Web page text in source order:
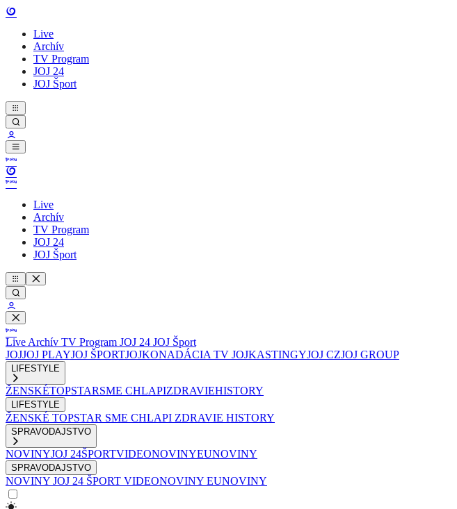
Live
Archív
TV Program
JOJ 24
JOJ Šport
Live
Archív
TV Program
JOJ 24
JOJ Šport
Live Archív TV Program JOJ 24 JOJ Šport
JOJJOJ PLAYJOJ ŠPORTJOJKONADÁCIA TV JOJKASTINGYJOJ CZJOJ GROUP
LIFESTYLE
ŽENSKÉTOPSTARSME CHLAPIZDRAVIEHISTORY
LIFESTYLE
ŽENSKÉ TOPSTAR SME CHLAPI ZDRAVIE HISTORY
SPRAVODAJSTVO
NOVINYJOJ 24ŠPORTVIDEONOVINYEUNOVINY
SPRAVODAJSTVO
NOVINY JOJ 24 ŠPORT VIDEONOVINY EUNOVINY